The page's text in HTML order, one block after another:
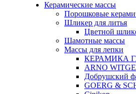
Керамические массы
Порошковые
Шликер для литья
Цветной
Шамотные массы
Массы для лепки
КЕРАМИКА
ARNO
Добрушский
GOERG &